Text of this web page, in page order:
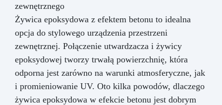
zewnętrznego
Żywica epoksydowa z efektem betonu to idealna
opcja do stylowego urządzenia przestrzeni
zewnętrznej. Połączenie utwardzacza i żywicy
epoksydowej tworzy trwałą powierzchnię, która
odporna jest zarówno na warunki atmosferyczne, jak
i promieniowanie UV. Oto kilka powodów, dlaczego
żywica epoksydowa w efekcie betonu jest dobrym